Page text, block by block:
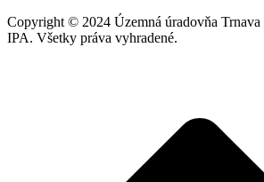
Copyright © 2024 Územná úradovňa Trnava
IPA. Všetky práva vyhradené.